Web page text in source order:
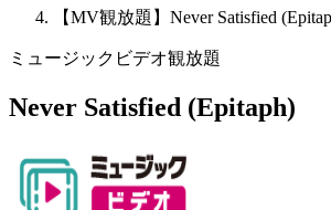
【MV観放題】Never Satisfied
ミュージックビデオ観放題
Never Satisfied (Epitaph)